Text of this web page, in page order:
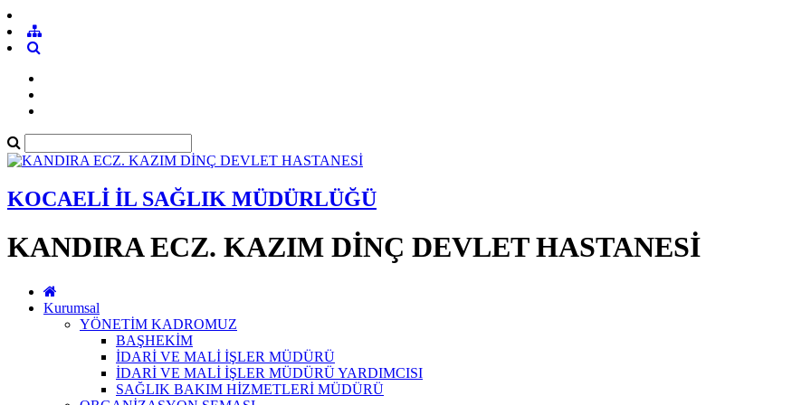
KOCAELİ İL SAĞLIK MÜDÜRLÜĞÜ
KANDIRA ECZ. KAZIM DİNÇ DEVLET HASTANESİ
Kurumsal
YÖNETİM KADROMUZ
BAŞHEKİM
İDARİ VE MALİ İŞLER MÜDÜRÜ
İDARİ VE MALİ İŞLER MÜDÜRÜ YARDIMCISI
SAĞLIK BAKIM HİZMETLERİ MÜDÜRÜ